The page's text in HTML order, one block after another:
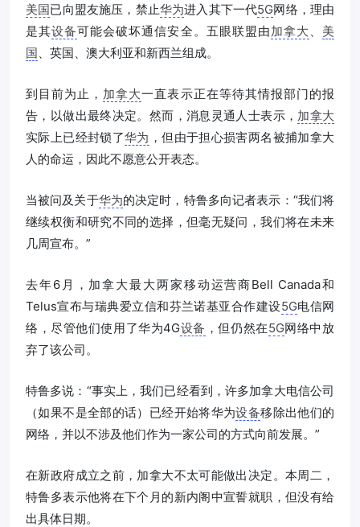
美国已向盟友施压，禁止华为进入其下一代5G网络，理由
是其设备可能会破坏通信安全。五眼联盟由加拿大
美
国 、英国、澳大利亚和新西兰组成。
到目前为止， 加拿大一直表示正在等待其情报部门的报
告，以做出最终决定。然而，消息灵通人士表示， 加拿大
实际上已经封锁了华为 ，但由于担心损害两名被捕加拿大
人的命运，因此不愿意公开表态。
当被问及关于华为的决定时，特鲁多向记者表示：“我们将
继续权衡和研究不同的选择，但毫无疑问，我们将在未来
几周宣布。”
去年6月，加拿大最大两家移动运营商Bell Canada和
Telus宣布与瑞典爱立信和芬兰诺基亚合作建设5G电信网
络，尽管他们使用了华为4G设备 ，但仍然在5G网络中放
弃了该公司。
特鲁多说：“事实上，我们已经看到，许多加拿大电信公司
（如果不是全部的话）已经开始将华为设备移除出他们的
网络，并以不涉及他们作为一家公司的方式向前发展。”
在新政府成立之前，加拿大不太可能做出决定。本周二，
特鲁多表示他将在下个月的新内阁中宣誓就职，但没有给
出具体日期。